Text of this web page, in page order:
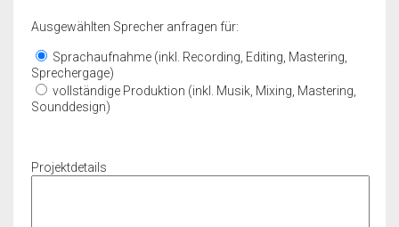
Ausgewählten Sprecher anfragen für:
Sprachaufnahme (inkl. Recording, Editing, Mastering,
Sprechergage)
vollständige Produktion (inkl. Musik, Mixing, Mastering,
Sounddesign)
Projektdetails